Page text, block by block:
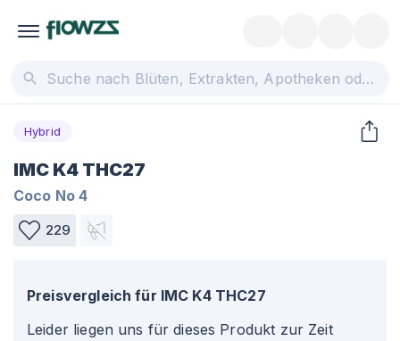
Hybrid
IMC K4 THC27
Coco No 4
229
Preisvergleich für IMC K4 THC27
Leider liegen uns für dieses Produkt zur Zeit